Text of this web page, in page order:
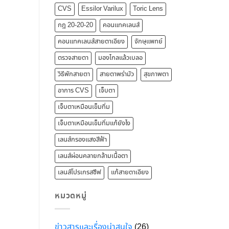
CVS Essilor Varilux
Toric Lens
กฎ 20-20-20
คอนแทคเลนส์
คอนแทคเลนส์สายตาเอียง
จักษุแพทย์
ตรวจสายตา
มองไกลแล้วเบลอ
วิธีพักสายตา
สายตาพร่ามัว
สุขภาพตา
อาการ CVS
เจ็บตา
เจ็บตาเหมือนเข็มทิ่ม
เจ็บตาเหมือนเข็มทิ่มแก้ยังไง
เลนส์กรองแสงสีฟ้า
เลนส์ผ่อนคลายกล้ามเนื้อตา
เลนส์โปรเกรสซีฟ
แก้สายตาเอียง
หมวดหมู่